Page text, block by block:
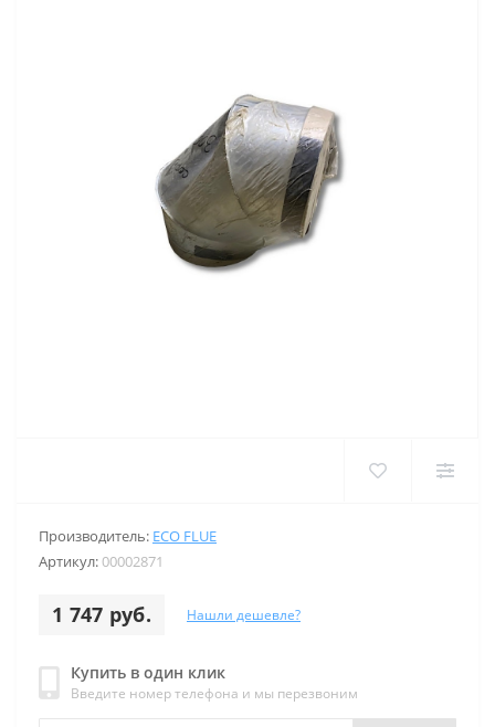
Производитель: ECO FLUE
Артикул:00002871
1 747 руб. Нашли дешевле?
Купить в один клик
Введите номер телефона и мы перезвоним